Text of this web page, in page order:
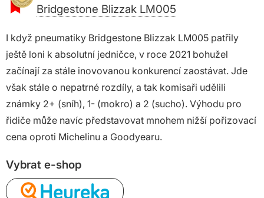
Bridgestone Blizzak LM005
I když pneumatiky Bridgestone Blizzak LM005 patřily
ještě loni k absolutní jedničce, v roce 2021 bohužel
začínají za stále inovovanou konkurencí zaostávat. Jde
však stále o nepatrné rozdíly, a tak komisaři udělili
známky 2+ (sníh), 1- (mokro) a 2 (sucho). Výhodu pro
řidiče může navíc představovat mnohem nižší pořizovací
cena oproti Michelinu a Goodyearu.
Vybrat e-shop